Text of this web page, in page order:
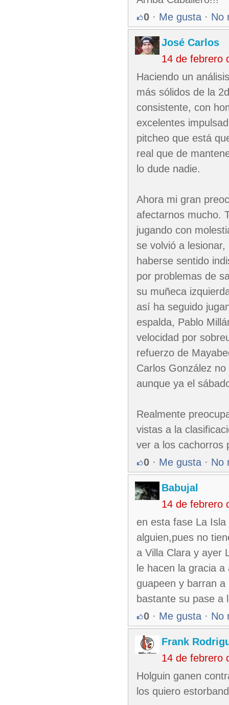
0 · Me gusta · No
José Carlos
14 de febrero
Haciendo un
más sólidos de la
consistente, con
excelentes
pitcheo que está
real que de
lo dude nadie.
Ahora mi gran
afectarnos mucho.
jugando con
se volvió a
haberse sentido
por problemas de
su muñeca
así ha seguido
espalda, Pablo
velocidad por
refuerzo de
Carlos González
aunque ya el
Realmente
vistas a la
ver a los cachorros
0 · Me gusta · No
Babujal
14 de febrero
en esta fase La
alguien,pues no
a Villa Clara y ayer
le hacen la gracia
guapeen y barran
bastante su pase a
0 · Me gusta · No
Frank
14 de febrero
Holguin ganen
los quiero